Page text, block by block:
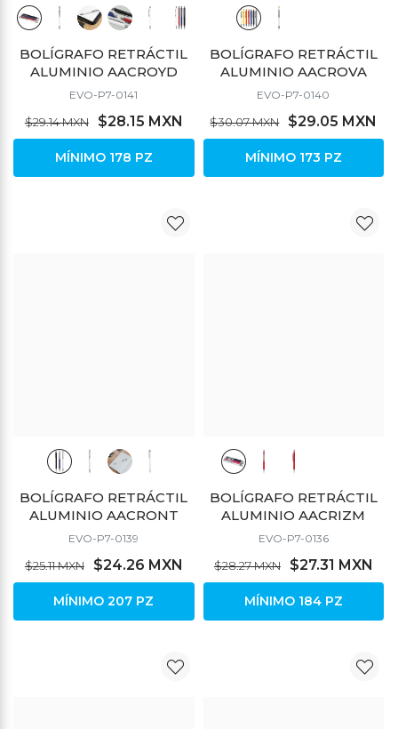
BOLÍGRAFO RETRÁCTIL
ALUMINIO AACROYD
EVO-P7-0141
$29.14 MXN $28.15 MXN
MÍNIMO 178 PZ
BOLÍGRAFO RETRÁCTIL
ALUMINIO AACROVA
EVO-P7-0140
$30.07 MXN $29.05 MXN
MÍNIMO 173 PZ
BOLÍGRAFO RETRÁCTIL
ALUMINIO AACRONT
EVO-P7-0139
$25.11 MXN $24.26 MXN
MÍNIMO 207 PZ
BOLÍGRAFO RETRÁCTIL
ALUMINIO AACRIZM
EVO-P7-0136
$28.27 MXN $27.31 MXN
MÍNIMO 184 PZ